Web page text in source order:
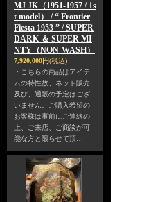
MJ JK（1951-1957 / 1s
t model） / “ Frontier
Fiesta 1953 ” / SUPER
DARK ＆ SUPER MI
NTY（NON-WASH）
7,920,000円(税込)
・こちらの商品はアイテ
ムの特性故、ネット販売
及び、通販の予定はござ
いません。ご購入希望の
お客様は事前にご連絡の
上、ご来店、ご商談が可
能な方と限らせて頂…